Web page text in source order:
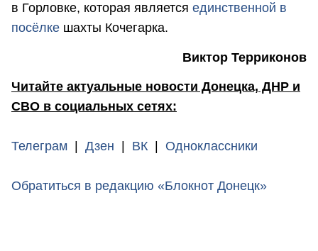
в Горловке, которая является единственной в
посёлке шахты Кочегарка.
Виктор Терриконов
Читайте актуальные новости Донецка, ДНР и
СВО в социальных сетях:
Телеграм Дзен ВК Одноклассники
Обратиться в редакцию «Блокнот Донецк»